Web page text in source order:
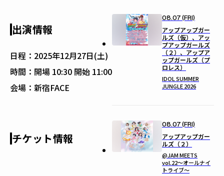
出演情報
日程： 2025年12月27日(土)
時間： 開場 10:30 開始 11:00
会場： 新宿FACE
チケット情報
08.07 (FRI)
アップアップガー
ルズ（仮）、アッ
プアップガールズ
（２）、アップア
ップガールズ（プ
ロレス）
IDOL SUMMER
JUNGLE 2026
08.07 (FRI)
アップアップガー
ルズ（２）
@JAM MEETS
vol.22〜オールナイ
トライブ〜